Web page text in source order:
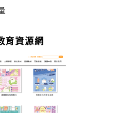
育資源網